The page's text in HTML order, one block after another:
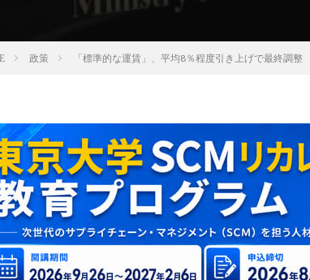
政策 「標準的な運賃」、平均8％程度引き上げで最終調整